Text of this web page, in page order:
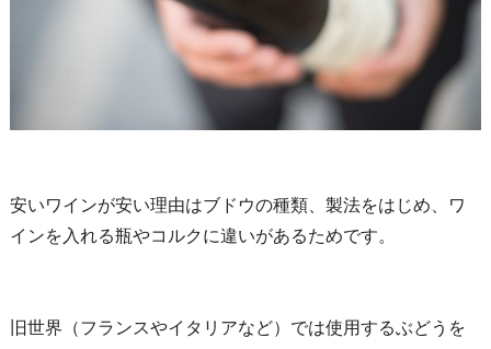
安いワインが安い理由はブドウの種類、製法をはじめ、ワ
インを入れる瓶やコルクに違いがあるためです。
旧世界（フランスやイタリアなど）では使用するぶどうを